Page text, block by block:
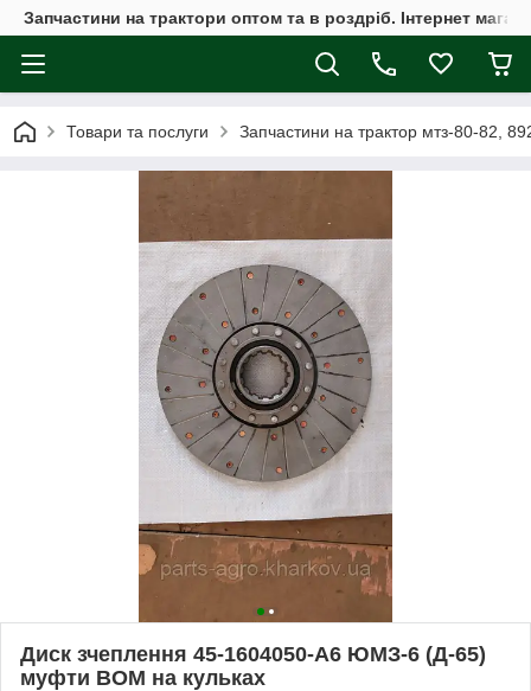
Запчастини на трактори оптом та в роздріб. Інтернет
Товари та послуги Запчастини на трактор мтз-80-82,
Диск зчеплення 45-1604050-А6 ЮМЗ-6 (Д-65)
муфти ВОМ на кульках